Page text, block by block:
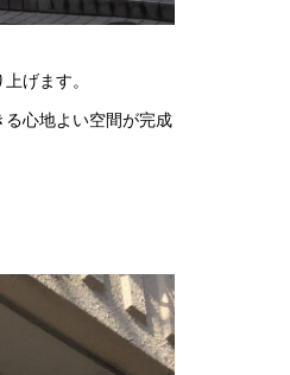
げます。
心地よい空間が完成